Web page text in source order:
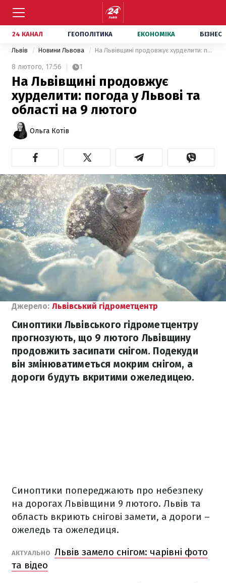
24 КАНАЛ ГЕОПОЛІТИКА ЕКОНОМІКА БІЗНЕС
Львів Новини Львова На Львівщині продовжує хурделити: погода у Львові та області на 9 лютого
8 лютого, 17:56 1
На Львівщині продовжує
хурделити: погода у Львові та
області на 9 лютого
Ольга Котів
Джерело: Львівський гідрометцентр
Синоптики Львівського гідрометцентру
прогнозують, що 9 лютого Львівщину
продовжить засипати снігом. Подекуди
він змінюватиметься мокрим снігом, а
дороги будуть вкритими ожеледицею.
Синоптики попереджають про небезпеку
на дорогах Львівщини 9 лютого. Львів та
область вкриють снігові замети, а дороги –
ожеледь та ожеледиця.
АКТУАЛЬНО Львів замело снігом: чарівні фото
та відео